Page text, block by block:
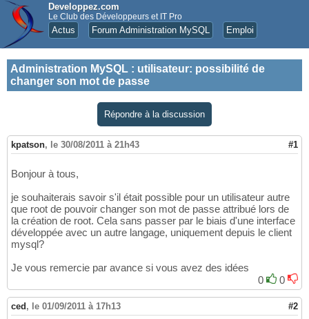
Developpez.com
Le Club des Développeurs et IT Pro
Actus Forum Administration MySQL Emploi
Administration MySQL : utilisateur: possibilité de
changer son mot de passe
Répondre à la discussion
kpatson, le 30/08/2011 à 21h43 #1
Bonjour à tous,
je souhaiterais savoir s'il était possible pour un utilisateur autre
que root de pouvoir changer son mot de passe attribué lors de
la création de root. Cela sans passer par le biais d'une interface
développée avec un autre langage, uniquement depuis le client
mysql?
Je vous remercie par avance si vous avez des idées
0
0
ced , le 01/09/2011 à 17h13 #2